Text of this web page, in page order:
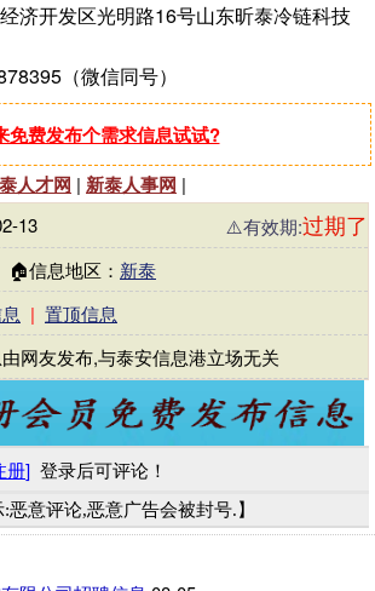
济开发区光明路16号山东昕泰冷链科技
（微信同号）
免费发布个需求信息试试?
人才网 | 新泰人事网 |
13 ⚠️有效期:过期了
🏠信息地区： 新泰
| 置顶信息
网友发布,与泰安信息港立场无关
册] 登录后可评论！
意评论,恶意广告会被封号.】